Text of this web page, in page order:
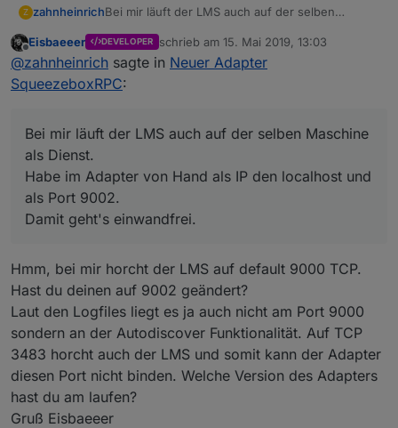
Z zahnheinrichBei mir läuft der LMS auch auf der selben
Habe im Adapter von Hand als IP den localhost
und als Port 9002.
Damit geht's einwandfrei.
Offline
Eisbaeeer DEVELOPER schrieb am 15. Mai 2019, 13:03
zuletzt editiert von
@zahnheinrich sagte in Neuer Adapter
SqueezeboxRPC:
Bei mir läuft der LMS auch auf der selben Maschine
als Dienst.
Habe im Adapter von Hand als IP den localhost und
als Port 9002.
Damit geht's einwandfrei.
Hmm, bei mir horcht der LMS auf default 9000 TCP.
Hast du deinen auf 9002 geändert?
Laut den Logfiles liegt es ja auch nicht am Port 9000
sondern an der Autodiscover Funktionalität. Auf TCP
3483 horcht auch der LMS und somit kann der Adapter
diesen Port nicht binden. Welche Version des Adapters
hast du am laufen?
Gruß Eisbaeeer